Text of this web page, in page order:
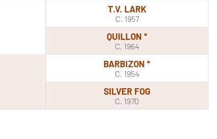
T.V. LARK
C. 1957
QUILLON *
C. 1964
BARBIZON *
C. 1954
SILVER FOG
C. 1970